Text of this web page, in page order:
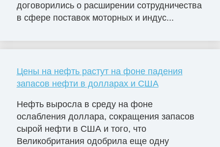
договорились о расширении сотрудничества
в сфере поставок моторных и индус...
Цены на нефть растут на фоне падения
запасов нефти в долларах и США
Нефть выросла в среду на фоне
ослабления доллара, сокращения запасов
сырой нефти в США и того, что
Великобритания одобрила еще одну